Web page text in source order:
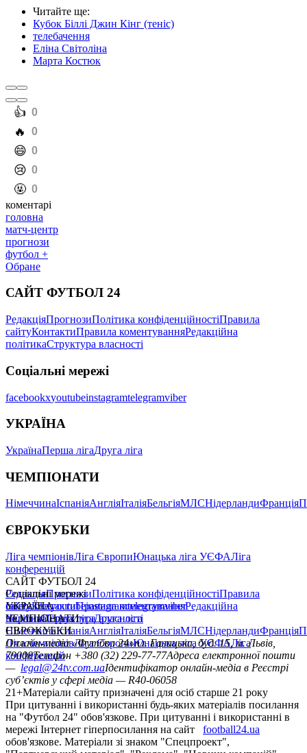
Читайте ще:
Кубок Біллі Джин Кінг (теніс)
телебачення
Еліна Світоліна
Марта Костюк
️👍 0
️🔥 0
️😄 0
️😢 0
️🤬 0
коментарі
головна
матч-центр
прогнози
футбол +
Обране
САЙТ ФУТБОЛ 24
РедакціяПрогнозиПолітика конфіденційностіПравила
сайтуКонтактиПравила коментуванняРедакційна
політикаСтруктура власності
Соціальні мережі
facebookxyoutubeinstagramtelegramviber
УКРАЇНА
УкраїнаПерша лігаДруга ліга
ЧЕМПІОНАТИ
НімеччинаІспаніяАнгліяІталіяБельгіяМЛСНідерландиФранція
ЄВРОКУБКИ
Ліга чемпіонівЛіга ЄвропиЮнацька ліга УЄФАЛіга
конференцій
САЙТ ФУТБОЛ 24
РедакціяПрогнозиПолітика конфіденційностіПравила
сайтуКонтактиПравила коментуванняРедакційна
політикаСтруктура власності
Соціальні мережі
facebookxyoutubeinstagramtelegramviber
УКРАЇНА
УкраїнаПерша лігаДруга ліга
ЧЕМПІОНАТИ
НімеччинаІспаніяАнгліяІталіяБельгіяМЛСНідерландиФранція
ЄВРОКУБКИ
Ліга чемпіонівЛіга ЄвропиЮнацька ліга УЄФАЛіга
конференцій
Онлайн-медіа «Футбол 24»пл. Галицька, буд. 15, м. Львів,
79008Телефон +380 (32) 229-77-77Адреса електронної пошти
— legal@24tv.com.uaІдентифікатор онлайн-медіа в Реєстрі
суб’єктів у сфері медіа — R40-06058
21+Матеріали сайту призначені для осіб старше 21 року
При цитуванні і використанні будь-яких матеріалів посилання
на "Футбол 24" обов'язкове. При цитуванні і використанні в
мережі Інтернет гіперпосилання на сайт
football24.ua
обов'язкове. Матеріали зі знаком "Спецпроект",